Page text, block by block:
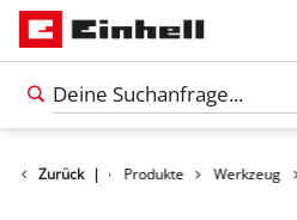
Zurück | Produkte Werkzeug